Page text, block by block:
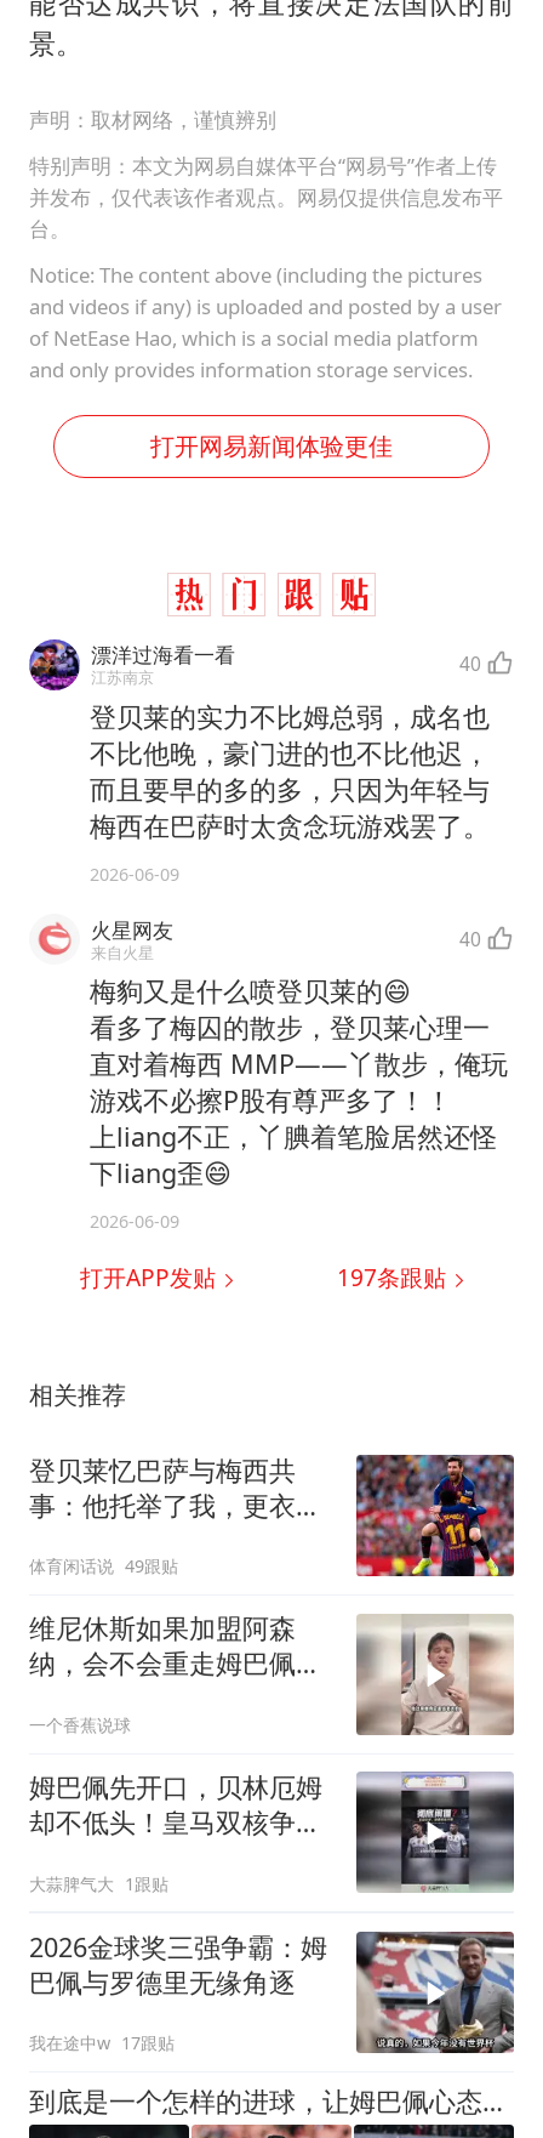
景。
声明：取材网络，谨慎辨别
特别声明：本文为网易自媒体平台“网易号”作者上传
并发布，仅代表该作者观点。网易仅提供信息发布平
台。
Notice: The content above (including the pictures
and videos if any) is uploaded and posted by a user
of NetEase Hao, which is a social media platform
and only provides information storage services.
打开网易新闻体验更佳
漂洋过海看一看
江苏南京 40
登贝莱的实力不比姆总弱，成名也
不比他晚，豪门进的也不比他迟，
而且要早的多的多，只因为年轻与
梅西在巴萨时太贪念玩游戏罢了。
2026-06-09
火星网友
来自火星 40
梅豿又是什么喷登贝莱的😄
看多了梅囚的散步，登贝莱心理一
直对着梅西 MMP——丫散步，俺玩
游戏不必擦P股有尊严多了！！
上liang不正，丫腆着笔脸居然还怪
下liang歪😄
2026-06-09
打开APP发贴 197条跟贴
相关推荐
登贝莱忆巴萨与梅西共
事：他托举了我，更衣室
体育闲话说 49跟贴
维尼休斯如果加盟阿森
纳，会不会重走姆巴佩的
一个香蕉说球
姆巴佩先开口，贝林厄姆
却不低头！皇马双核争第
大蒜脾气大 1跟贴
2026金球奖三强争霸：姆
巴佩与罗德里无缘角逐
我在途中w 17跟贴
到底是一个怎样的进球，让姆巴佩心态失衡，让无名后腰价涨千万？